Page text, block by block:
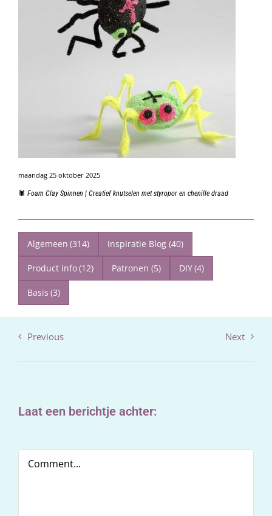
maandag 25 oktober 2025
🕷️ Foam Clay Spinnen | Creatief knutselen met styropor en chenille draad
Algemeen (314) Inspiratie Blog (40)
Product info(12) Patronen (5) DIY(4)
Basis (3)
Previous Next
Laat een berichtje achter: